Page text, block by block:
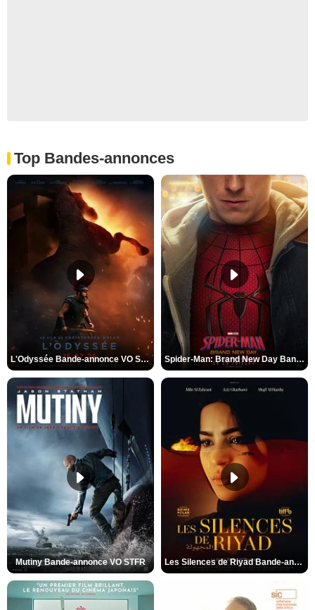
Top Bandes-annonces
L'Odyssée Bande-annonce VO STFR Spider-Man: Brand New Day Bande-annonce VO STFR
Mutiny Bande-annonce VO STFR Les Silences de Riyad Bande-annonce VO STFR